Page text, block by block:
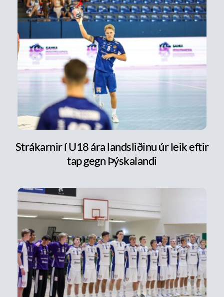
Strákarnir í U18 ára landsliðinu úr leik eftir
tap gegn Þýskalandi